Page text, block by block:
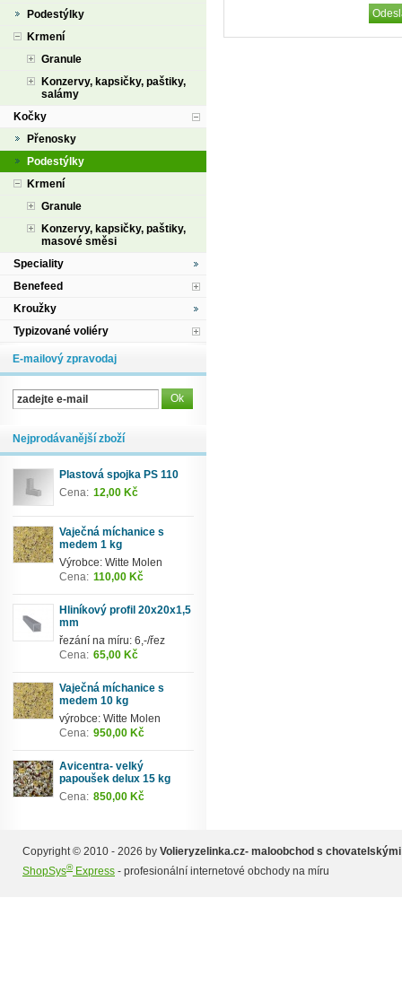
Podestýlky
Krmení
Granule
Konzervy, kapsičky, paštiky,
salámy
Kočky
Přenosky
Podestýlky
Krmení
Granule
Konzervy, kapsičky, paštiky,
masové směsi
Speciality
Benefeed
Kroužky
Typizované voliéry
E-mailový zpravodaj
Nejprodávanější zboží
Plastová spojka PS 110
Cena: 12,00 Kč
Vaječná míchanice s
medem 1 kg
Výrobce: Witte Molen
Cena: 110,00 Kč
Hliníkový profil 20x20x1,5
mm
řezání na míru: 6,-/řez
Cena: 65,00 Kč
Vaječná míchanice s
medem 10 kg
výrobce: Witte Molen
Cena: 950,00 Kč
Avicentra- velký
papoušek delux 15 kg
Cena: 850,00 Kč
Copyright © 2010 - 2026 by Volieryzelinka.cz- maloobchod s
ShopSys®Express - profesionální internetové obchody na míru